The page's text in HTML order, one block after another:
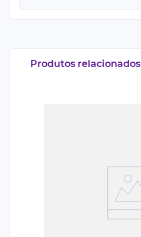
Produtos relacionados